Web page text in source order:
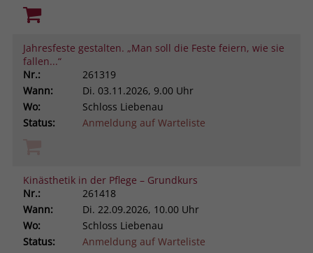
Jahresfeste gestalten. „Man soll die Feste feiern, wie sie
fallen...“
Nr.:
261319
Wann:
Di. 03.11.2026, 9.00 Uhr
Wo:
Schloss Liebenau
Status:
Anmeldung auf Warteliste
Kinästhetik in der Pflege – Grundkurs
Nr.:
261418
Wann:
Di. 22.09.2026, 10.00 Uhr
Wo:
Schloss Liebenau
Status:
Anmeldung auf Warteliste